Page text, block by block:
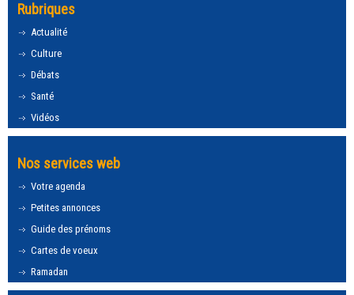
Rubriques
Actualité
Culture
Débats
Santé
Vidéos
Nos services web
Votre agenda
Petites annonces
Guide des prénoms
Cartes de voeux
Ramadan